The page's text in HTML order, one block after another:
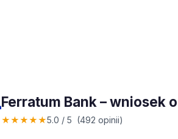
Ferratum Bank – wniosek
★★★★★5.0 / 5 (492 opinii)